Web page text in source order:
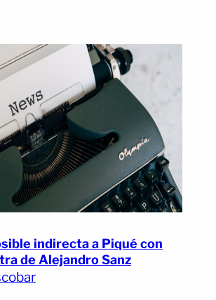
indirecta a Piqué con
de Alejandro Sanz